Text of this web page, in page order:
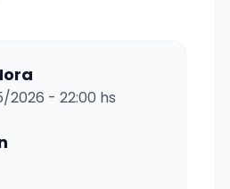
2026 - 22:00 hs